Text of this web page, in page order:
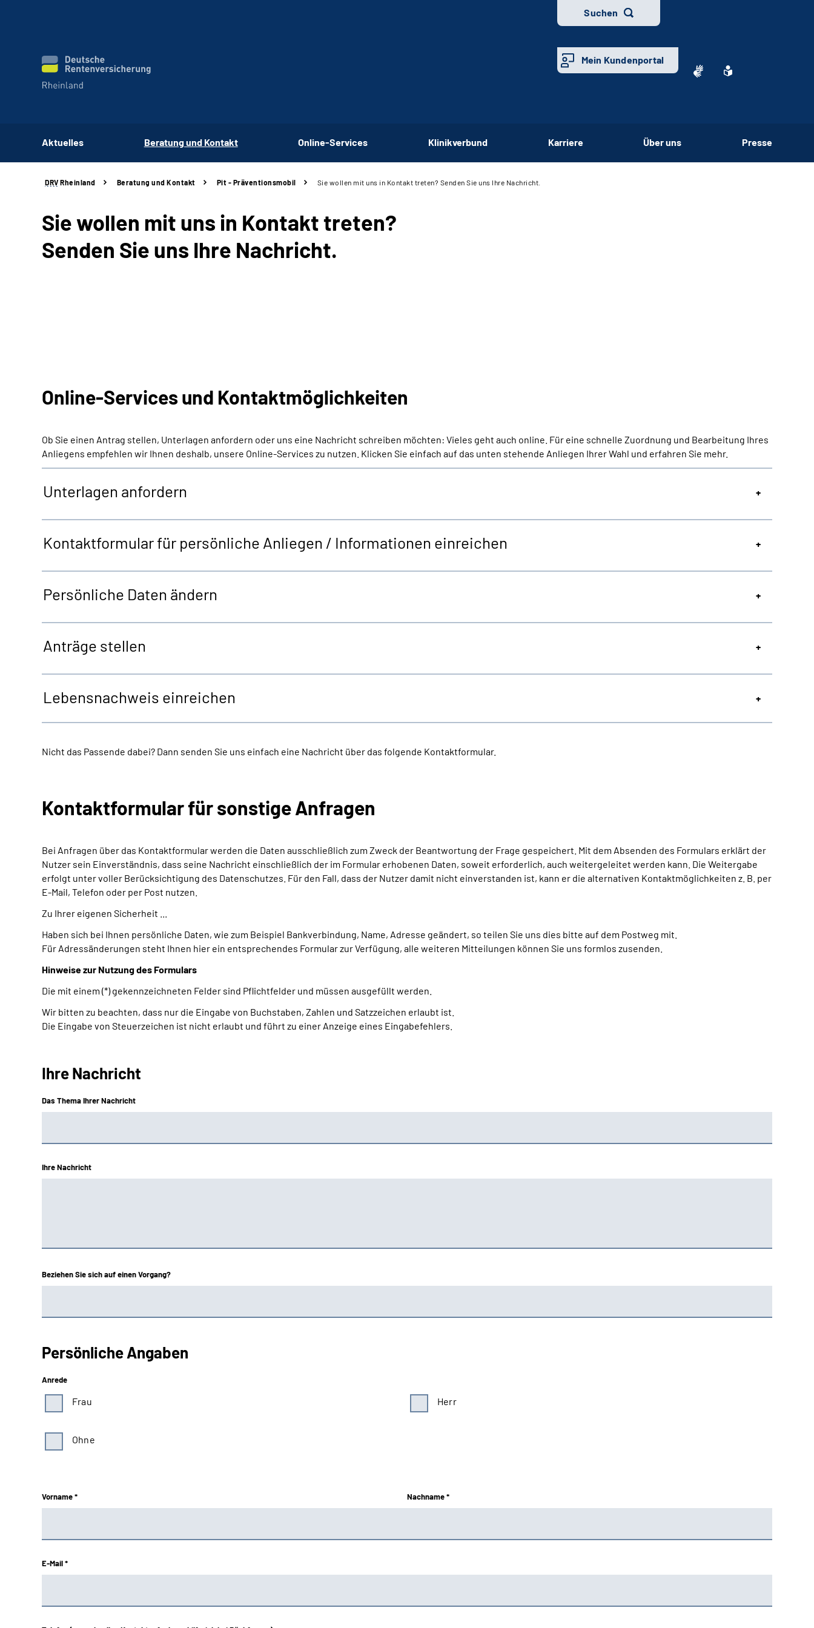
Suchen
Mein Kundenportal
Aktuelles Beratung und Kontakt Online-Services Klinikverbund Karriere Über uns Presse
DRV Rheinland Beratung und Kontakt Pit - Präventionsmobil Sie wollen mit uns in Kontakt treten? Senden Sie uns Ihre Nachricht.
Sie wollen mit uns in Kontakt treten?
Senden Sie uns Ihre Nachricht.
Online-Services und Kontaktmöglichkeiten
Ob Sie einen Antrag stellen, Unterlagen anfordern oder uns eine Nachricht schreiben möchten: Vieles geht auch online. Für eine schnelle Zuordnung und Bearbeitung Ihres
Anliegens empfehlen wir Ihnen deshalb, unsere Online-Services zu nutzen. Klicken Sie einfach auf das unten stehende Anliegen Ihrer Wahl und erfahren Sie mehr.
Unterlagen anfordern
Kontaktformular für persönliche Anliegen / Informationen einreichen
Persönliche Daten ändern
Anträge stellen
Lebensnachweis einreichen
Nicht das Passende dabei? Dann senden Sie uns einfach eine Nachricht über das folgende Kontaktformular.
Kontaktformular für sonstige Anfragen
Bei Anfragen über das Kontaktformular werden die Daten ausschließlich zum Zweck der Beantwortung der Frage gespeichert. Mit dem Absenden des Formulars erklärt der
Nutzer sein Einverständnis, dass seine Nachricht einschließlich der im Formular erhobenen Daten, soweit erforderlich, auch weitergeleitet werden kann. Die Weitergabe
erfolgt unter voller Berücksichtigung des Datenschutzes. Für den Fall, dass der Nutzer damit nicht einverstanden ist, kann er die alternativen Kontaktmöglichkeiten z. B. per
E-Mail, Telefon oder per Post nutzen.
Zu Ihrer eigenen Sicherheit ...
Haben sich bei Ihnen persönliche Daten, wie zum Beispiel Bankverbindung, Name, Adresse geändert, so teilen Sie uns dies bitte auf dem Postweg mit.
Für Adressänderungen steht Ihnen hier ein entsprechendes Formular zur Verfügung, alle weiteren Mitteilungen können Sie uns formlos zusenden.
Hinweise zur Nutzung des Formulars
Die mit einem (*) gekennzeichneten Felder sind Pflichtfelder und müssen ausgefüllt werden.
Wir bitten zu beachten, dass nur die Eingabe von Buchstaben, Zahlen und Satzzeichen erlaubt ist.
Die Eingabe von Steuerzeichen ist nicht erlaubt und führt zu einer Anzeige eines Eingabefehlers.
Ihre Nachricht
Das Thema Ihrer Nachricht
Ihre Nachricht
Beziehen Sie sich auf einen Vorgang?
Persönliche Angaben
Anrede
Frau Herr
Ohne
Vorname * Nachname *
E-Mail *